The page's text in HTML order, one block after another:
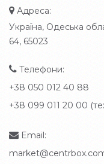
Адреса:
Україна, Одеська
64, 65023
Телефони:
+38 050 012 40 88
+38 099 011 20 00
Email: